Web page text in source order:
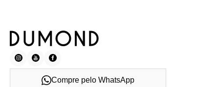
Compre pelo WhatsApp